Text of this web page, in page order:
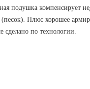
подушка компенсирует
(песок). Плюс хорошее
сделано по технологии.